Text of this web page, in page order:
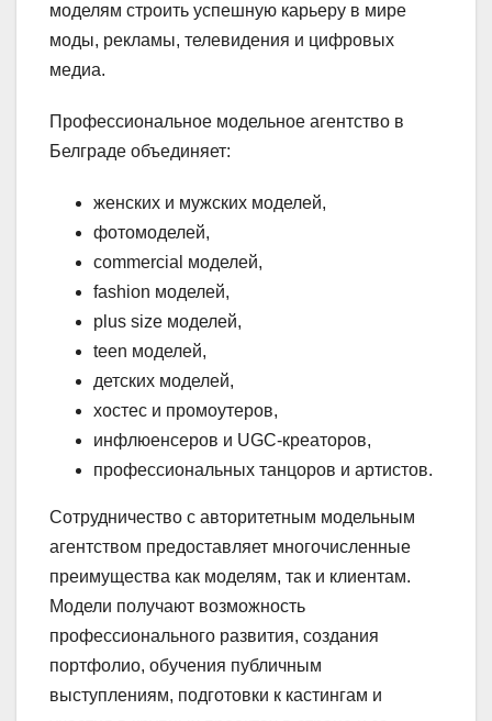
моделям строить успешную карьеру в мире
моды, рекламы, телевидения и цифровых
медиа.
Профессиональное модельное агентство в
Белграде объединяет:
женских и мужских моделей,
фотомоделей,
commercial моделей,
fashion моделей,
plus size моделей,
teen моделей,
детских моделей,
хостес и промоутеров,
инфлюенсеров и UGC-креаторов,
профессиональных танцоров и артистов.
Сотрудничество с авторитетным модельным
агентством предоставляет многочисленные
преимущества как моделям, так и клиентам.
Модели получают возможность
профессионального развития, создания
портфолио, обучения публичным
выступлениям, подготовки к кастингам и